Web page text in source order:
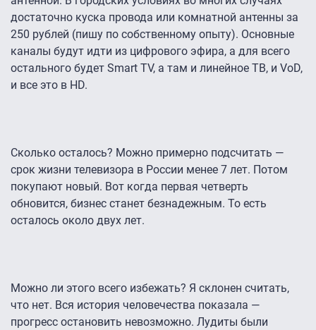
достаточно куска провода или комнатной антенны за
250 рублей (пишу по собственному опыту). Основные
каналы будут идти из цифрового эфира, а для всего
остального будет Smart TV, а там и линейное ТВ, и VoD,
и все это в HD.
Сколько осталось? Можно примерно подсчитать —
срок жизни телевизора в России менее 7 лет. Потом
покупают новый. Вот когда первая четверть
обновится, бизнес станет безнадежным. То есть
осталось около двух лет.
Можно ли этого всего избежать? Я склонен считать,
что нет. Вся история человечества показала —
прогресс остановить невозможно. Лудиты были